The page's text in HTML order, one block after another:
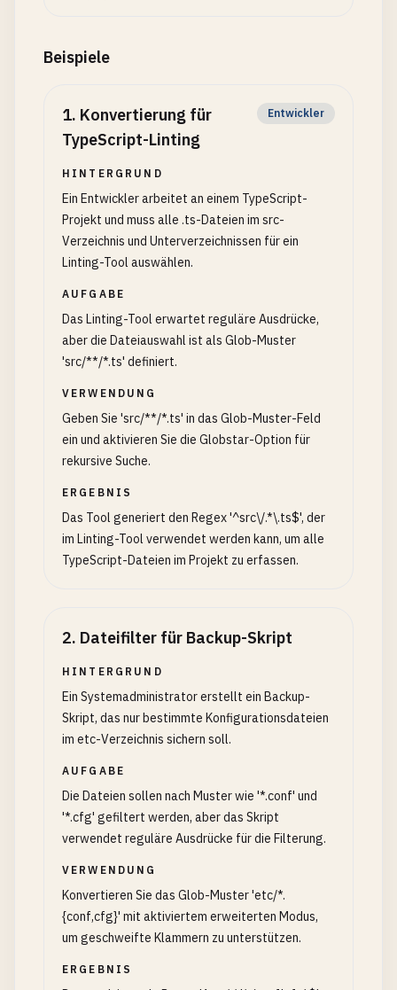
Beispiele
1. Konvertierung für
TypeScript-Linting
Entwickler
HINTERGRUND
Ein Entwickler arbeitet an einem TypeScript-
Projekt und muss alle .ts-Dateien im src-
Verzeichnis und Unterverzeichnissen für ein
Linting-Tool auswählen.
AUFGABE
Das Linting-Tool erwartet reguläre Ausdrücke,
aber die Dateiauswahl ist als Glob-Muster
'src/**/*.ts' definiert.
VERWENDUNG
Geben Sie 'src/**/*.ts' in das Glob-Muster-Feld
ein und aktivieren Sie die Globstar-Option für
rekursive Suche.
ERGEBNIS
Das Tool generiert den Regex '^src\/.*\.ts$', der
im Linting-Tool verwendet werden kann, um alle
TypeScript-Dateien im Projekt zu erfassen.
2. Dateifilter für Backup-Skript
HINTERGRUND
Ein Systemadministrator erstellt ein Backup-
Skript, das nur bestimmte Konfigurationsdateien
im etc-Verzeichnis sichern soll.
AUFGABE
Die Dateien sollen nach Muster wie '*.conf' und
'*.cfg' gefiltert werden, aber das Skript
verwendet reguläre Ausdrücke für die Filterung.
VERWENDUNG
Konvertieren Sie das Glob-Muster 'etc/*.
{conf,cfg}' mit aktiviertem erweiterten Modus,
um geschweifte Klammern zu unterstützen.
ERGEBNIS